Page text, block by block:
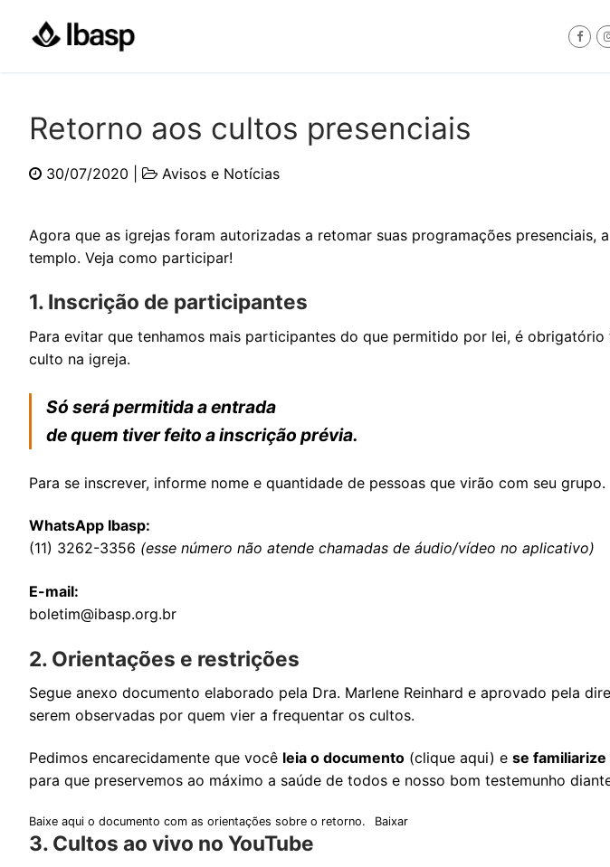
Retorno aos cultos presenciais
30/07/2020 Avisos e Notícias
Agora que as igrejas foram autorizadas a retomar suas programações presenciais,
templo. Veja como participar!
1. Inscrição de participantes
Para evitar que tenhamos mais participantes do que permitido por lei, é
culto na igreja.
Só será permitida a entrada
de quem tiver feito a inscrição prévia.
Para se inscrever, informe nome e quantidade de pessoas que virão com seu grupo.
WhatsApp Ibasp:
(11) 3262-3356 (esse número não atende chamadas de áudio/vídeo no aplicativo)
E-mail:
boletim@ibasp.org.br
2. Orientações e restrições
Segue anexo documento elaborado pela Dra. Marlene Reinhard e aprovado pela
serem observadas por quem vier a frequentar os cultos.
Pedimos encarecidamente que você leia o documento (clique aqui) e se
para que preservemos ao máximo a saúde de todos e nosso bom testemunho
Baixe aqui o documento com as orientações sobre o retorno. Baixar
3. Cultos ao vivo no YouTube